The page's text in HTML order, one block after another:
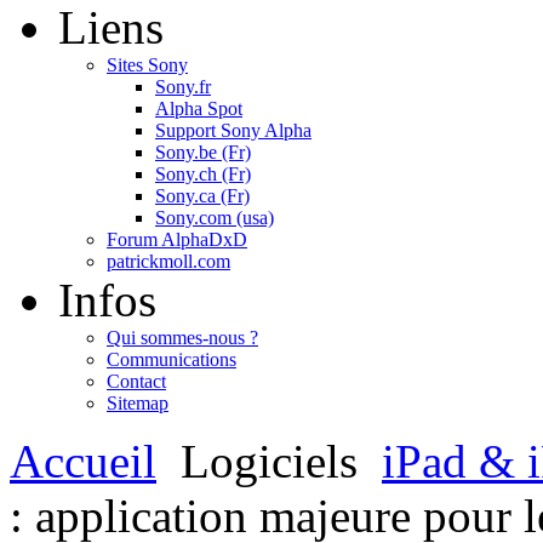
Liens
Sites Sony
Sony.fr
Alpha Spot
Support Sony Alpha
Sony.be (Fr)
Sony.ch (Fr)
Sony.ca (Fr)
Sony.com (usa)
Forum AlphaDxD
patrickmoll.com
Infos
Qui sommes-nous ?
Communications
Contact
Sitemap
Accueil Logiciels iPad &
: application majeure pour